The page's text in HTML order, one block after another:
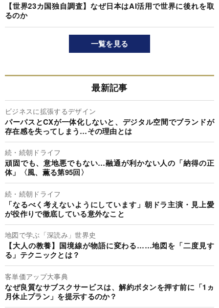
【世界23カ国独自調査】なぜ日本はAI活用で世界に後れを取
るのか
一覧を見る
最新記事
ビジネスに拡張するデザイン
パーパスとCXが一体化しないと、デジタル空間でブランドが
存在感を失ってしまう…その理由とは
続・続朝ドライフ
頑固でも、意地悪でもない…融通が利かない人の「納得の正
体」〈風、薫る第95回〉
続・続朝ドライフ
「なるべく考えないようにしています」朝ドラ主演・見上愛
が役作りで徹底している意外なこと
地図で学ぶ「深読み」世界史
【大人の教養】国境線が物語に変わる……地図を「二度見す
る」テクニックとは？
客単価アップ大事典
なぜ良質なサブスクサービスは、解約ボタンを押す前に「1ヵ
月休止プラン」を提示するのか？